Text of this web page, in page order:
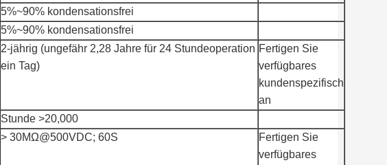
5%~90% kondensationsfrei
5%~90% kondensationsfrei
2-jährig (ungefähr 2,28 Jahre für 24 Stundeoperation
ein Tag)
Fertigen Sie
verfügbares
kundenspezifisch
an
Stunde >20,000
> 30MΩ@500VDC; 60S
Fertigen Sie
verfügbares